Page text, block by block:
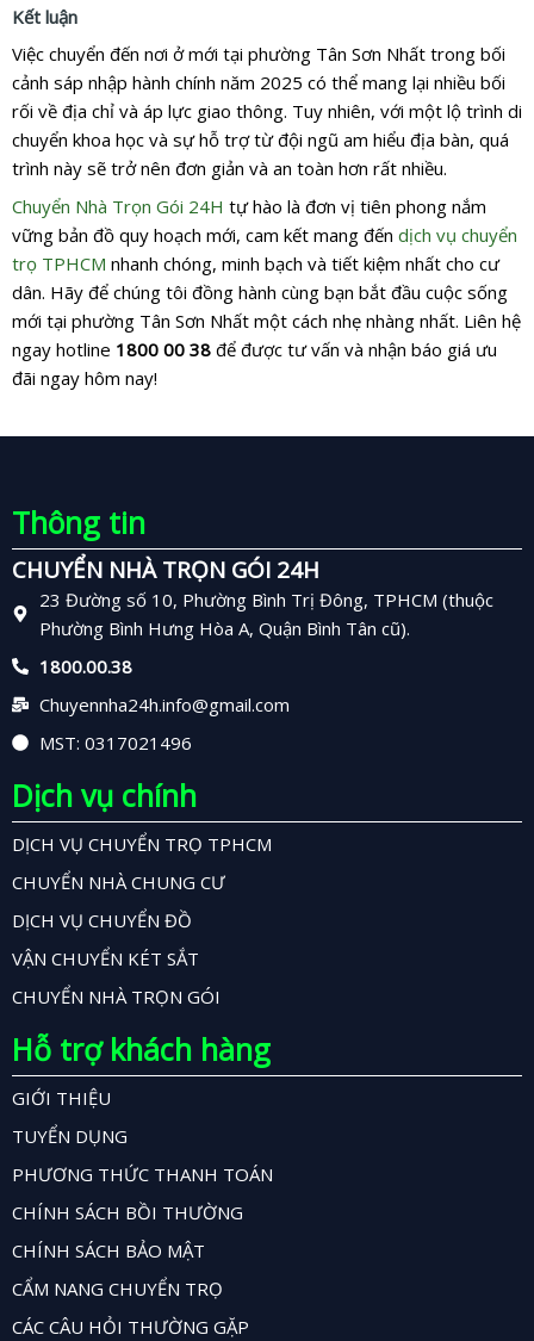
Kết luận
Việc chuyển đến nơi ở mới tại phường Tân Sơn Nhất trong bối
cảnh sáp nhập hành chính năm 2025 có thể mang lại nhiều bối
rối về địa chỉ và áp lực giao thông. Tuy nhiên, với một lộ trình di
chuyển khoa học và sự hỗ trợ từ đội ngũ am hiểu địa bàn, quá
trình này sẽ trở nên đơn giản và an toàn hơn rất nhiều.
Chuyển Nhà Trọn Gói 24H tự hào là đơn vị tiên phong nắm
vững bản đồ quy hoạch mới, cam kết mang đến dịch vụ chuyển
trọ TPHCM nhanh chóng, minh bạch và tiết kiệm nhất cho cư
dân. Hãy để chúng tôi đồng hành cùng bạn bắt đầu cuộc sống
mới tại phường Tân Sơn Nhất một cách nhẹ nhàng nhất. Liên hệ
ngay hotline 1800 00 38 để được tư vấn và nhận báo giá ưu
đãi ngay hôm nay!
Thông tin
CHUYỂN NHÀ TRỌN GÓI 24H
23 Đường số 10, Phường Bình Trị Đông, TPHCM (thuộc
Phường Bình Hưng Hòa A, Quận Bình Tân cũ).
1800.00.38
Chuyennha24h.info@gmail.com
MST: 0317021496
Dịch vụ chính
DỊCH VỤ CHUYỂN TRỌ TPHCM
CHUYỂN NHÀ CHUNG CƯ
DỊCH VỤ CHUYỂN ĐỒ
VẬN CHUYỂN KÉT SẮT
CHUYỂN NHÀ TRỌN GÓI
Hỗ trợ khách hàng
GIỚI THIỆU
TUYỂN DỤNG
PHƯƠNG THỨC THANH TOÁN
CHÍNH SÁCH BỒI THƯỜNG
CHÍNH SÁCH BẢO MẬT
CẨM NANG CHUYỂN TRỌ
CÁC CÂU HỎI THƯỜNG GẶP